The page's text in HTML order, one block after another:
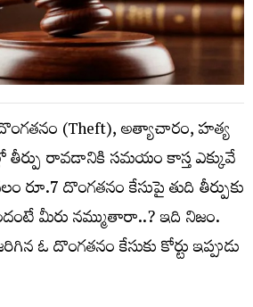
(Theft), అత్యాచారం, హత్య
తీర్పు రావడానికి సమయం కాస్త ఎక్కువే
రూ.7 దొంగతనం కేసుపై తుది తీర్పుకు
మీరు నమ్ముతారా..? ఇది నిజం.
ఓ దొంగతనం కేసుకు కోర్టు ఇప్పుడు